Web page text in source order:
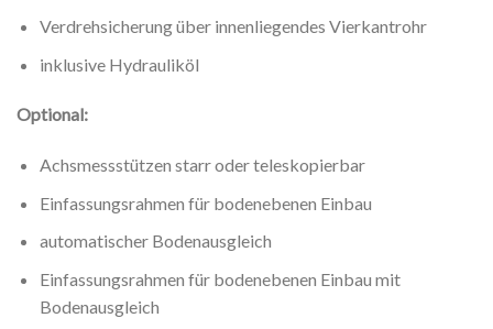
Verdrehsicherung über innenliegendes Vierkantrohr
inklusive Hydrauliköl
Optional:
Achsmessstützen starr oder teleskopierbar
Einfassungsrahmen für bodenebenen Einbau
automatischer Bodenausgleich
Einfassungsrahmen für bodenebenen Einbau mit
Bodenausgleich